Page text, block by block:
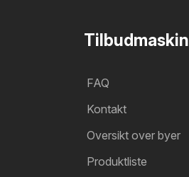
Tilbudmaskin
FAQ
Kontakt
Oversikt over byer
Produktliste